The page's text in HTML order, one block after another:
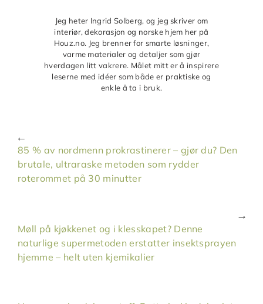
Jeg heter Ingrid Solberg, og jeg skriver om
interiør, dekorasjon og norske hjem her på
Houz.no. Jeg brenner for smarte løsninger,
varme materialer og detaljer som gjør
hverdagen litt vakrere. Målet mitt er å inspirere
leserne med idéer som både er praktiske og
enkle å ta i bruk.
85 % av nordmenn prokrastinerer – gjør du? Den
brutale, ultraraske metoden som rydder
roterommet på 30 minutter
Møll på kjøkkenet og i klesskapet? Denne
naturlige supermetoden erstatter insektsprayen
hjemme – helt uten kjemikalier